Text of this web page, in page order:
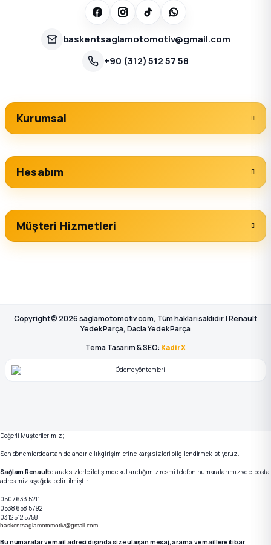
baskentsaglamotomotiv@gmail.com
+90 (312) 512 57 58
Kurumsal
Hesabım
Müşteri Hizmetleri
Copyright © 2026 saglamotomotiv.com, Tüm hakları saklıdır. | Renault
Yedek Parça, Dacia Yedek Parça
Tema Tasarım & SEO: KadirX
Değerli Müşterilerimiz;
Son dönemlerde artan dolandırıcılık girişimlerine karşı sizleri bilgilendirmek istiyoruz.
Sağlam Renaultolarak sizlerle iletişimde kullandığımız resmi telefon numaralarımız ve e-posta
adresimiz aşağıda belirtilmiştir.
0507 633 5211
0538 658 5792
0312 512 5758
baskentsaglamotomotiv@gmail.com
Bu numaralar ve mail adresi dışında size ulaşan mesaj, arama ve maillere itibar